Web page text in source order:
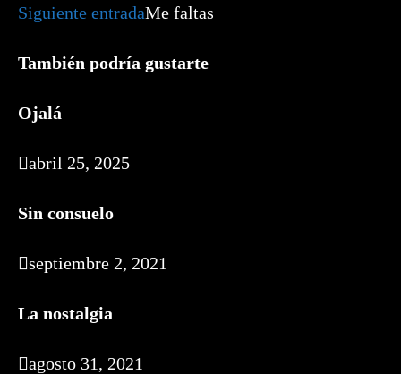
artículos
Siguiente entradaMe faltas
También podría gustarte
Ojalá
abril 25, 2025
Sin consuelo
septiembre 2, 2021
La nostalgia
agosto 31, 2021